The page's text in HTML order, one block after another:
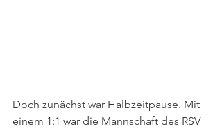
Doch zunächst war Halbzeitpause. Mit
einem 1:1 war die Mannschaft des RSV